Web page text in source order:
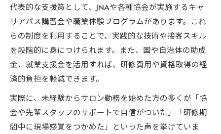
代表的な支援策として、JNAや各種協会が実施するキャ
リアパス講習会や職業体験プログラムがあります。これ
らの制度を利用することで、実践的な技術や接客スキル
を段階的に身につけられます。また、国や自治体の助成
金、就業支援金を活用すれば、研修費用や資格取得の経
済的負担を軽減できます。
実際に、未経験からサロン勤務を始めた方の多くが「協
会や先輩スタッフのサポートで自信がついた」「研修期
間中に現場感覚をつかめた」といった声を挙げていま